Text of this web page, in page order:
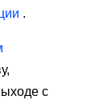
.
с